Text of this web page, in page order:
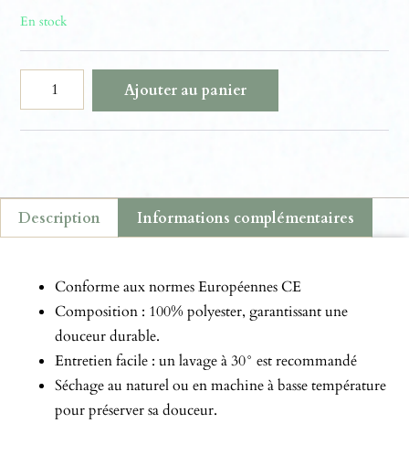
En stock
Ajouter au panier
Description Informations complémentaires
Conforme aux normes Européennes CE
Composition : 100% polyester, garantissant une
douceur durable.
Entretien facile : un lavage à 30° est recommandé
Séchage au naturel ou en machine à basse température
pour préserver sa douceur.